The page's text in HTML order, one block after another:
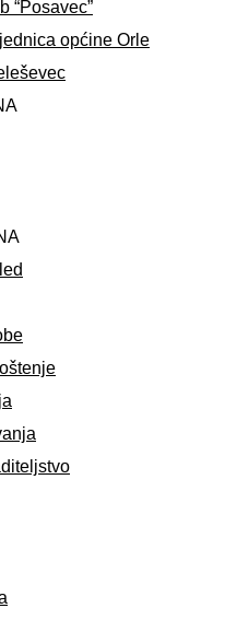
“Posavec”
općine Orle